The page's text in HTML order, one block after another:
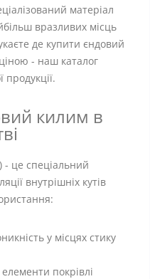
матеріал
вразливих місць
де купити єндовий
- наш каталог
килим в
це спеціальний
внутрішніх кутів
у місцях стику
покрівлі